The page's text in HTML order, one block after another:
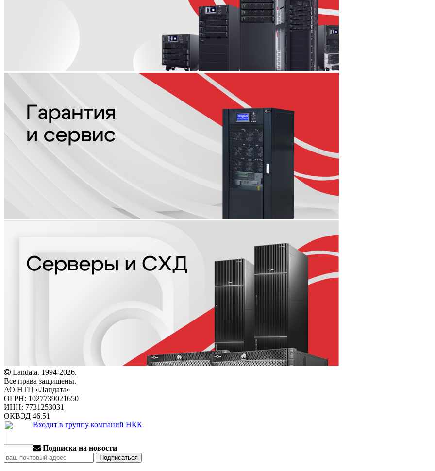
Landata. 1994-2026.
Все права защищены.
АО НТЦ «Ландата»
ОГРН: 1027739021650
ИНН: 7731253031
ОКВЭД 46.51
Входит в группу компаний НКК
Подписка на новости